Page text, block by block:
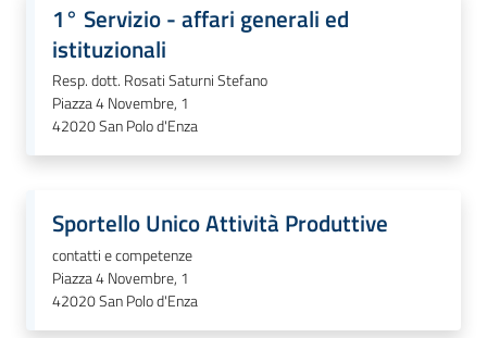
Tutti
argomenti
1° Servizio - affari generali ed
istituzionali
Resp. dott. Rosati Saturni Stefano
Piazza 4 Novembre, 1
42020San Polo d'Enza
Sportello Unico Attività Produttive
contatti e competenze
Piazza 4 Novembre, 1
42020San Polo d'Enza